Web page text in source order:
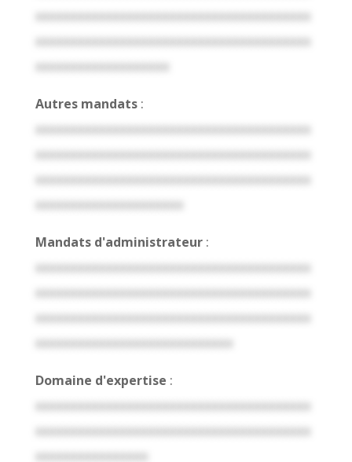
xxxxxxxxxxxxxxxxxxxxxxxxxxxxxxxxxxxxxxx
xxxxxxxxxxxxxxxxxxxxxxxxxxxxxxxxxxxxxxx
xxxxxxxxxxxxxxxxxxx
Autres mandats:
xxxxxxxxxxxxxxxxxxxxxxxxxxxxxxxxxxxxxxx
xxxxxxxxxxxxxxxxxxxxxxxxxxxxxxxxxxxxxxx
xxxxxxxxxxxxxxxxxxxxxxxxxxxxxxxxxxxxxxx
xxxxxxxxxxxxxxxxxxxxx
Mandats d'administrateur:
xxxxxxxxxxxxxxxxxxxxxxxxxxxxxxxxxxxxxxx
xxxxxxxxxxxxxxxxxxxxxxxxxxxxxxxxxxxxxxx
xxxxxxxxxxxxxxxxxxxxxxxxxxxxxxxxxxxxxxx
xxxxxxxxxxxxxxxxxxxxxxxxxxxx
Domaine d'expertise :
xxxxxxxxxxxxxxxxxxxxxxxxxxxxxxxxxxxxxxx
xxxxxxxxxxxxxxxxxxxxxxxxxxxxxxxxxxxxxxx
xxxxxxxxxxxxxxxx